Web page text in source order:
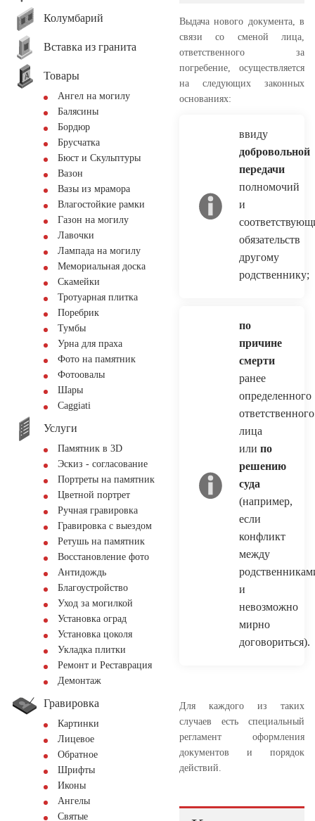
Колумбарий
Вставка из гранита
Товары
Ангел на могилу
Балясины
Бордюр
Брусчатка
Бюст и Скульптуры
Вазон
Вазы из мрамора
Влагостойкие рамки
Газон на могилу
Лавочки
Лампада на могилу
Мемориальная доска
Скамейки
Тротуарная плитка
Поребрик
Тумбы
Урна для праха
Фото на памятник
Фотоовалы
Шары
Сaggiati
Услуги
Памятник в 3D
Эскиз - согласование
Портреты на памятник
Цветной портрет
Ручная гравировка
Гравировка с выездом
Ретушь на памятник
Восстановление фото
Антидождь
Благоустройство
Уход за могилкой
Установка оград
Установка цоколя
Укладка плитки
Ремонт и Реставрация
Демонтаж
Гравировка
Картинки
Лицевое
Обратное
Шрифты
Иконы
Ангелы
Святые
Выдача нового документа, в
связи со сменой лица,
ответственного за
погребение, осуществляется
на следующих законных
основаниях:
ввиду
добровольной
передачи
полномочий
и
обязательств
другому
родственнику;
по
причине
смерти
ранее
определенного
ответственного
лица
или по
решению
суда
(например,
если
конфликт
между
и
невозможно
мирно
договориться).
Для каждого из таких
случаев есть специальный
регламент оформления
документов и порядок
действий.